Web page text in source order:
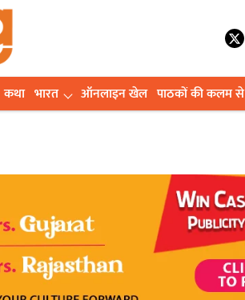
कथा भारत ऑनलाइन खेल पाठकों की कलम से